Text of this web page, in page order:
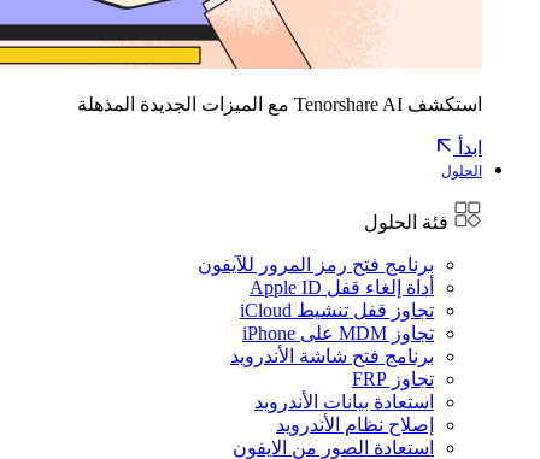
استكشف Tenorshare AI مع الميزات الجديدة المذهلة
ابدأ
الحلول
فئة الحلول
برنامج فتح رمز المرور للآيفون
أداة إلغاء قفل Apple ID
تجاوز قفل تنشيط iCloud
تجاوز MDM على iPhone
برنامج فتح شاشة الأندرويد
تجاوز FRP
استعادة بيانات الأندرويد
إصلاح نظام الأندرويد
استعادة الصور من الايفون